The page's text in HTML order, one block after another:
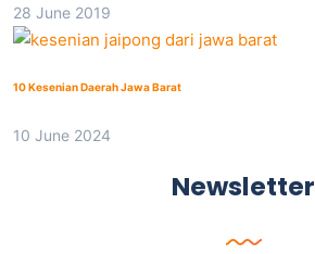
28 June 2019
10 Kesenian Daerah Jawa Barat
10 June 2024
Newsletter